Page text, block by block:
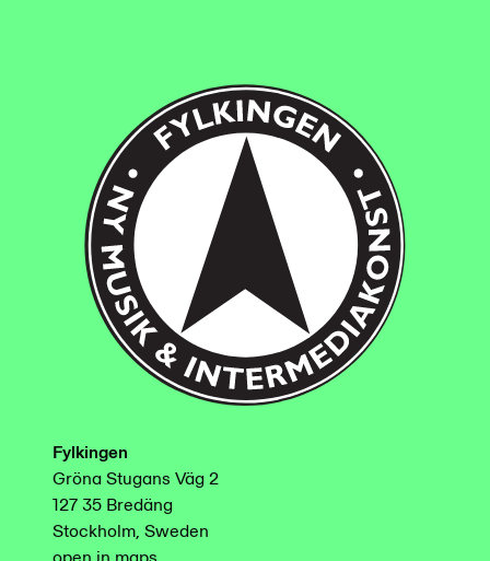
Fylkingen
Gröna Stugans Väg 2
127 35 Bredäng
Stockholm, Sweden